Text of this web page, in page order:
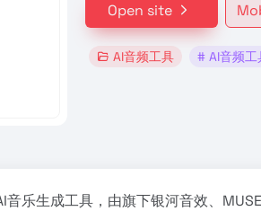
Open site
AI音频工具 # AI音频工
乐生成工具，由旗下银河音效、